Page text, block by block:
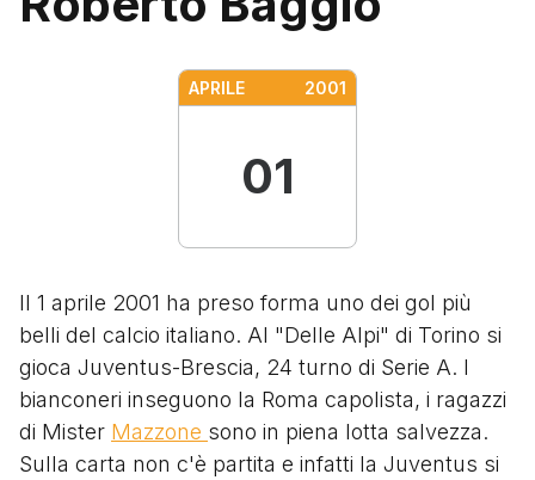
APRILE 2001
01
Il 1 aprile 2001 ha preso forma uno dei gol più
belli del calcio italiano. Al "Delle Alpi" di Torino si
gioca Juventus-Brescia, 24 turno di Serie A. I
bianconeri inseguono la Roma capolista, i ragazzi
di Mister Mazzone sono in piena lotta salvezza.
Sulla carta non c'è partita e infatti la Juventus si